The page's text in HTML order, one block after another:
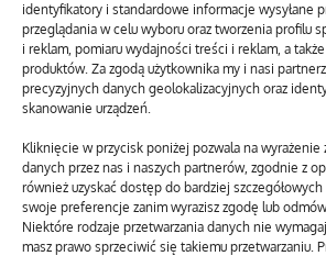
identyfikatory i standardowe informacje wysyłane
przeglądania w celu wyboru oraz tworzenia profilu
i reklam, pomiaru wydajności treści i reklam, a
produktów. Za zgodą użytkownika my i nasi
precyzyjnych danych geolokalizacyjnych oraz
skanowanie urządzeń.
Kliknięcie w przycisk poniżej pozwala na wyrażenie
danych przez nas i naszych partnerów, zgodnie z
również uzyskać dostęp do bardziej
swoje preferencje zanim wyrazisz zgodę lub
Niektóre rodzaje przetwarzania danych nie
masz prawo sprzeciwić się takiemu przetwarzaniu.